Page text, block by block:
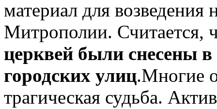
материал для
Митрополии. Считается,
церквей были снесены
городских улиц.Многие
трагическая судьба.